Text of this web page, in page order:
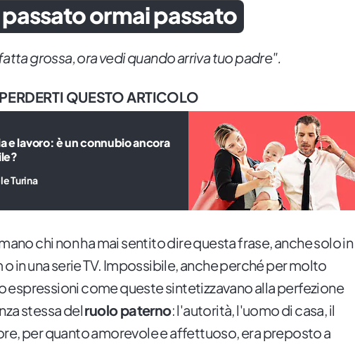
passato ormai passato
grossa, ora vedi quando arriva tuo padre".
QUESTO ARTICOLO
e lavoro: è un connubio ancora
Turina
chi non ha mai sentito dire questa frase, anche solo in
o in una serie TV. Impossibile, anche perché per molto
espressioni come queste sintetizzavano alla perfezione
stessa delruolo paterno: l'autorità, l'uomo di casa, il
per quanto amorevole e affettuoso, era preposto a